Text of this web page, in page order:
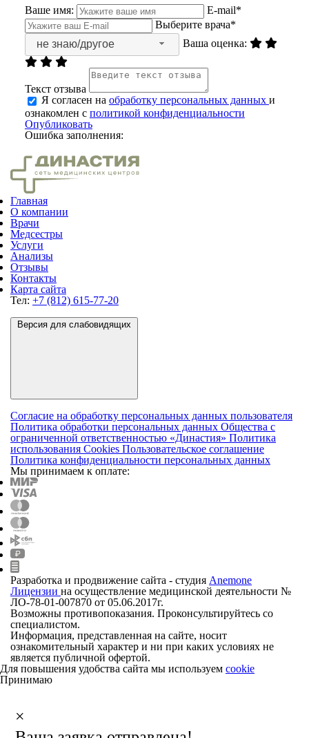
Ваше имя:
E-mail*
Выберите врача*
не знаю/другое
Ваша оценка:
Текст отзыва
Я согласен на обработку персональных данных и
ознакомлен с политикой конфиденциальности
Опубликовать
Ошибка заполнения:
Главная
О компании
Врачи
Медсестры
Услуги
Анализы
Отзывы
Контакты
Карта сайта
Тел: +7 (812) 615-77-20
Версия для слабовидящих
Согласие на обработку персональных данных пользователя
Политика обработки персональных данных Общества с
ограниченной ответственностью «Династия» Политика
использования Cookies Пользовательское соглашение
Политика конфиденциальности персональных данных
Мы принимаем к оплате:
Разработка и продвижение сайта - студия Anemone
Лицензии на осуществление медицинской деятельности №
ЛО-78-01-007870 от 05.06.2017г.
Возможны противопоказания. Проконсультируйтесь со
специалистом.
Информация, представленная на сайте, носит
ознакомительный характер и ни при каких условиях не
является публичной офертой.
Для повышения удобства сайта мы используем cookie
Принимаю
×